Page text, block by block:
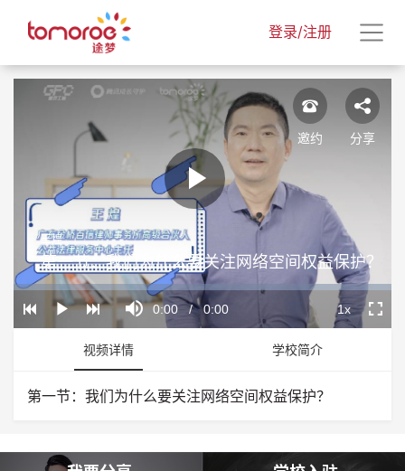
登录/注册
Play
Video
Play
Mute
Current
0:00 / Duration
0:00
Loaded:
0%
Progress:
0%
Playback
Rate
1x
王煌
第一节：我们为什么要关注网络空间权益保护？
邀约 分享
视频详情 学校简介
第一节：我们为什么要关注网络空间权益保护？